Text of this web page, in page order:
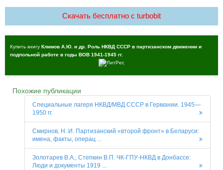
Скачать бесплатно c turbobit
Купить книгу Климов А.Ю. и др. Роль НКВД СССР в партизанском движении и
подпольной работе в годы ВОВ 1941-1945 гг.
Похожие публикации
Специальные лагеря НКВД/МВД СССР в Германии. 1945—
1950 гг.
Смирнов, Н. И. Партизанский «второй фронт» в Беларуси:
имена, факты, операц ...
Золотарев В.А., Степкин В.П. ЧК-ГПУ-НКВД в Донбассе:
Люди и документы 1919 ...